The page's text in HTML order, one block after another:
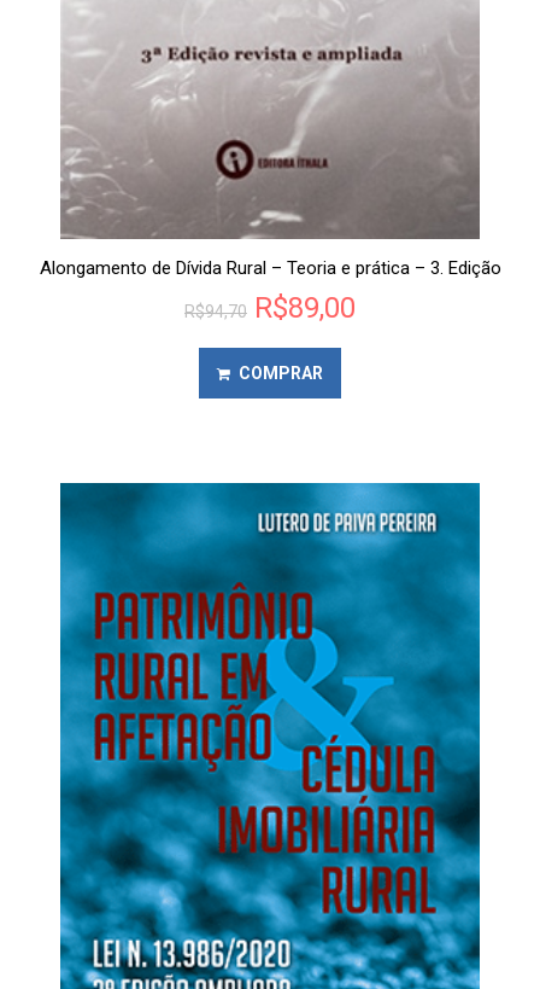
Alongamento de Dívida Rural – Teoria e prática – 3. Edição
R$94,70 R$89,00
COMPRAR